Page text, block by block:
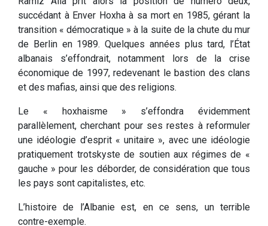
succédant à Enver Hoxha à sa mort en 1985, gérant la
transition « démocratique » à la suite de la chute du mur
de Berlin en 1989. Quelques années plus tard, l’État
albanais s’effondrait, notamment lors de la crise
économique de 1997, redevenant le bastion des clans
et des mafias, ainsi que des religions.
Le « hoxhaisme » s’effondra évidemment
parallèlement, cherchant pour ses restes à reformuler
une idéologie d’esprit « unitaire », avec une idéologie
pratiquement trotskyste de soutien aux régimes de «
gauche » pour les déborder, de considération que tous
les pays sont capitalistes, etc.
L’histoire de l’Albanie est, en ce sens, un terrible
contre-exemple.